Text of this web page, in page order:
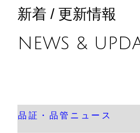
新着 / 更新情報
NEWS &